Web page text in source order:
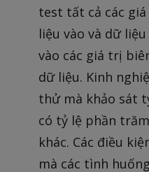
test tất cả các
liệu vào và dữ
vào các giá trị
dữ liệu. Kinh
thử mà khảo sát
có tỷ lệ phần
khác. Các điều
mà các tình